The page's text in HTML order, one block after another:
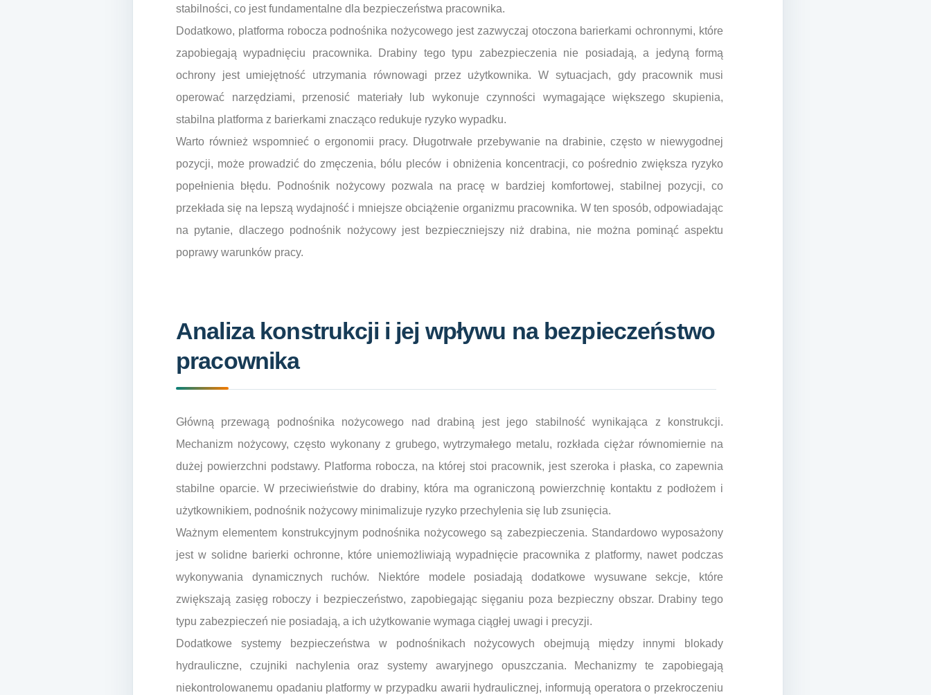
stabilności, co jest fundamentalne dla bezpieczeństwa pracownika.
Dodatkowo, platforma robocza podnośnika nożycowego jest zazwyczaj otoczona barierkami ochronnymi, które
zapobiegają wypadnięciu pracownika. Drabiny tego typu zabezpieczenia nie posiadają, a jedyną formą
ochrony jest umiejętność utrzymania równowagi przez użytkownika. W sytuacjach, gdy pracownik musi
operować narzędziami, przenosić materiały lub wykonuje czynności wymagające większego skupienia,
stabilna platforma z barierkami znacząco redukuje ryzyko wypadku.
Warto również wspomnieć o ergonomii pracy. Długotrwałe przebywanie na drabinie, często w niewygodnej
pozycji, może prowadzić do zmęczenia, bólu pleców i obniżenia koncentracji, co pośrednio zwiększa ryzyko
popełnienia błędu. Podnośnik nożycowy pozwala na pracę w bardziej komfortowej, stabilnej pozycji, co
przekłada się na lepszą wydajność i mniejsze obciążenie organizmu pracownika. W ten sposób, odpowiadając
na pytanie, dlaczego podnośnik nożycowy jest bezpieczniejszy niż drabina, nie można pominąć aspektu
poprawy warunków pracy.
Analiza konstrukcji i jej wpływu na bezpieczeństwo
pracownika
Główną przewagą podnośnika nożycowego nad drabiną jest jego stabilność wynikająca z konstrukcji.
Mechanizm nożycowy, często wykonany z grubego, wytrzymałego metalu, rozkłada ciężar równomiernie na
dużej powierzchni podstawy. Platforma robocza, na której stoi pracownik, jest szeroka i płaska, co zapewnia
stabilne oparcie. W przeciwieństwie do drabiny, która ma ograniczoną powierzchnię kontaktu z podłożem i
użytkownikiem, podnośnik nożycowy minimalizuje ryzyko przechylenia się lub zsunięcia.
Ważnym elementem konstrukcyjnym podnośnika nożycowego są zabezpieczenia. Standardowo wyposażony
jest w solidne barierki ochronne, które uniemożliwiają wypadnięcie pracownika z platformy, nawet podczas
wykonywania dynamicznych ruchów. Niektóre modele posiadają dodatkowe wysuwane sekcje, które
zwiększają zasięg roboczy i bezpieczeństwo, zapobiegając sięganiu poza bezpieczny obszar. Drabiny tego
typu zabezpieczeń nie posiadają, a ich użytkowanie wymaga ciągłej uwagi i precyzji.
Dodatkowe systemy bezpieczeństwa w podnośnikach nożycowych obejmują między innymi blokady
hydrauliczne, czujniki nachylenia oraz systemy awaryjnego opuszczania. Mechanizmy te zapobiegają
niekontrolowanemu opadaniu platformy w przypadku awarii hydraulicznej, informują operatora o przekroczeniu